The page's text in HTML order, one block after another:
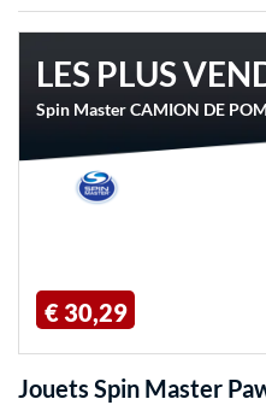
LES PLUS
€ 30,29
Jouets Spin Master